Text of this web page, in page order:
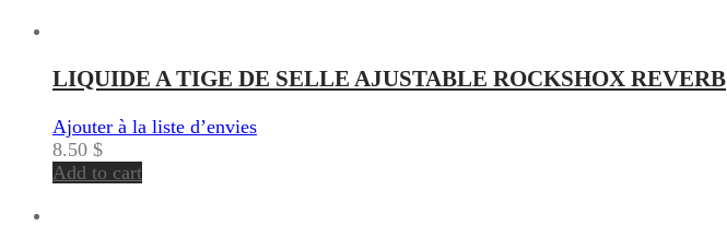
LIQUIDE A TIGE DE SELLE AJUSTABLE ROCKSHOX REVERB
Ajouter à la liste d’envies
8.50 $
Add to cart